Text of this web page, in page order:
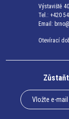
Výstaviště
Tel.: +420
Email:
Otevírací